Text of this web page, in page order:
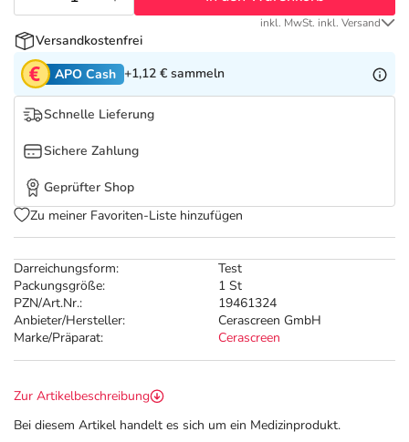
Tierapotheke
Vitamine & Mineralstoffe
Marken
Salus Deals
Darreichungsform:
Test
Packungsgröße:
1 St
PZN/Art.Nr.:
19461324
Anbieter/Hersteller:
Cerascreen GmbH
Marke/Präparat:
Cerascreen
inkl. MwSt. inkl. Versand
Versandkostenfrei
APO Cash +1,12 € sammeln
Schnelle Lieferung
Sichere Zahlung
Geprüfter Shop
Zu meiner Favoriten-Liste hinzufügen
Zur Artikelbeschreibung
Bei diesem Artikel handelt es sich um ein Medizinprodukt.